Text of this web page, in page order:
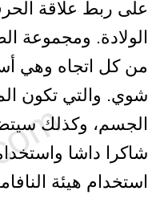
على ربط علاقة
الولادة. ومجموعة
من كل اتجاه وهي
شوي. والتي تكون
الجسم، وكذلك
شاكرا داشا
استخدام هيئة